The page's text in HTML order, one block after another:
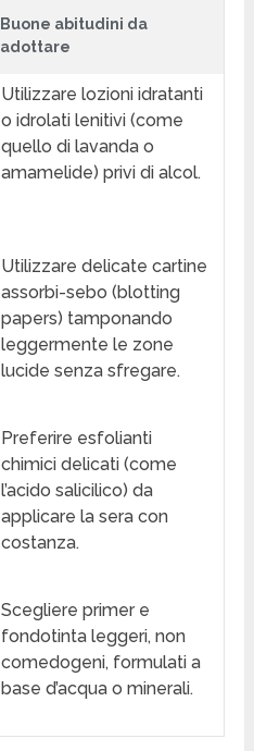
Buone abitudini da
adottare
Utilizzare lozioni idratanti
o idrolati lenitivi (come
quello di lavanda o
amamelide) privi di alcol.
Utilizzare delicate cartine
assorbi-sebo (blotting
papers) tamponando
leggermente le zone
lucide senza sfregare.
Preferire esfolianti
chimici delicati (come
l’acido salicilico) da
applicare la sera con
costanza.
Scegliere primer e
fondotinta leggeri, non
comedogeni, formulati a
base d’acqua o minerali.